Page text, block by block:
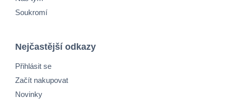
Soukromí
Nejčastější odkazy
Přihlásit se
Začít nakupovat
Novinky